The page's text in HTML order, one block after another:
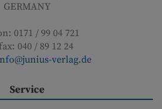
GERMANY
0171 / 99 04 721
040 / 89 12 24
verlag.de
Service